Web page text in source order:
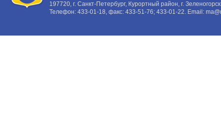
197720, г. Санкт-Петербург, Курортный район, г.
Телефон: 433-01-18, факс: 433-51-76; 433-01-22. Email: